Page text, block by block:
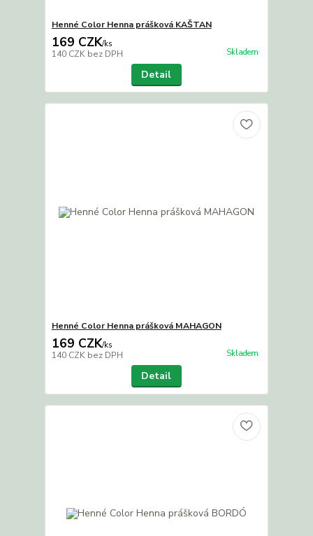
Henné Color Henna prášková KAŠTAN
169 CZK/ks
140 CZK bez DPH Skladem
Detail
Henné Color Henna prášková MAHAGON
169 CZK/ks
140 CZK bez DPH Skladem
Detail